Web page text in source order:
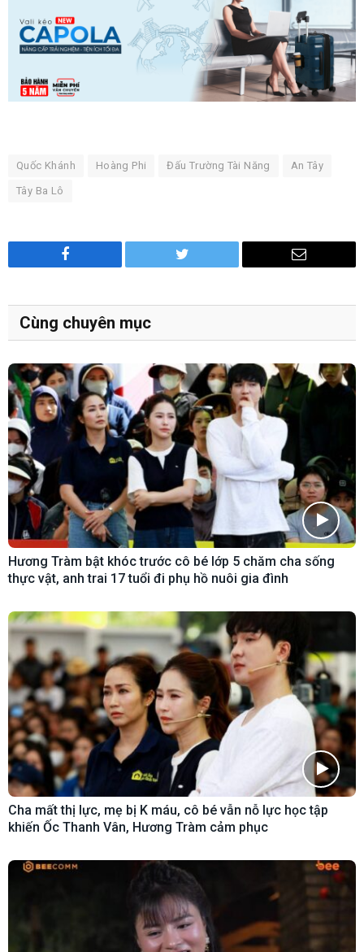
Quốc Khánh Hoàng Phi Đấu Trường Tài Năng An Tây
Tây Ba Lô
Facebook Twitter Email
Cùng chuyên mục
Hương Tràm bật khóc trước cô bé lớp 5 chăm cha sống
thực vật, anh trai 17 tuổi đi phụ hồ nuôi gia đình
Cha mất thị lực, mẹ bị K máu, cô bé vẫn nỗ lực học tập
khiến Ốc Thanh Vân, Hương Tràm cảm phục